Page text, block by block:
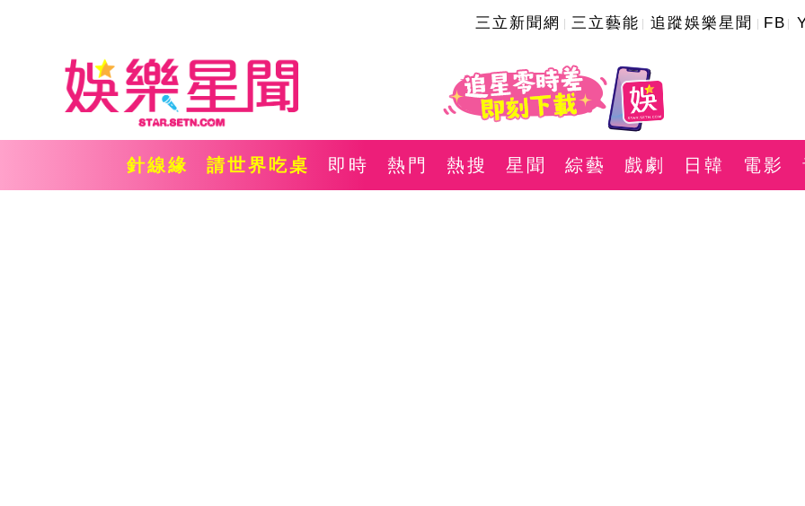
三立新聞網 三立藝能 追蹤娛樂星聞 FB
針線緣 請世界吃桌 即時 熱門 熱搜 星聞 綜藝 戲劇 日韓 電影